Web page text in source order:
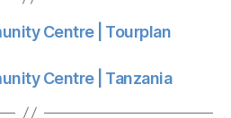
Centre | Tourplan
Centre | Tanzania